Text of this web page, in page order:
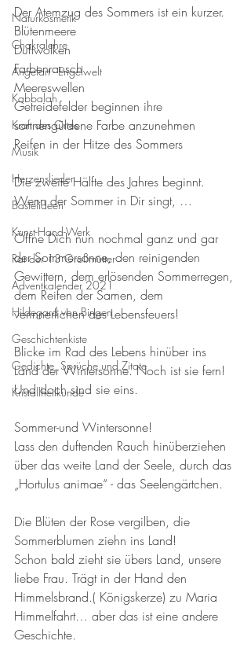
Naturkosmetik
Chakralehre
Angelart - Engelwelt
Kabbalah
Kraft des Ortes
Musik
Herzenslieder
Bastelideen
Kunst-Hand-Werk
Rat der 13 Großmütter
Adventkalender 2021
Hildegard von Bingen
Geschichtenkiste
Gedichte, Sprüche und Zitate
Kristallheilkunde
Der Atemzug des Sommers ist ein kurzer.
Blütenmeere
Duftwolken
Farbenrausch
Meereswellen
Getreidefelder beginnen ihre
sonnengüldene Farbe anzunehmen
Reifen in der Hitze des Sommers
Die zweite Hälfte des Jahres beginnt.
Wenn der Sommer in Dir singt, …
Öffne Dich nun nochmal ganz und gar
der Sommersonne, den reinigenden
Gewittern, dem erlösenden Sommerregen,
dem Reifen der Samen, dem
verinnerlichen des Lebensfeuers!
Blicke im Rad des Lebens hinüber ins
Land der Wintersonne. Noch ist sie fern!
Und doch sind sie eins.
Sommer-und Wintersonne!
Lass den duftenden Rauch hinüberziehen
über das weite Land der Seele, durch das
„Hortulus animae“ - das Seelengärtchen.
Die Blüten der Rose vergilben, die
Sommerblumen ziehn ins Land!
Schon bald zieht sie übers Land, unsere
liebe Frau. Trägt in der Hand den
Himmelsbrand.( Königskerze) zu Maria
Himmelfahrt… aber das ist eine andere
Geschichte.